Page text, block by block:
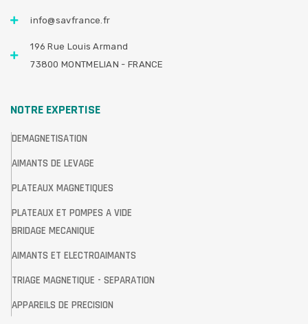
info@savfrance.fr
196 Rue Louis Armand
73800 MONTMELIAN - FRANCE
NOTRE EXPERTISE
DEMAGNETISATION
AIMANTS DE LEVAGE
PLATEAUX MAGNETIQUES
PLATEAUX ET POMPES A VIDE
BRIDAGE MECANIQUE
AIMANTS ET ELECTROAIMANTS
TRIAGE MAGNETIQUE - SEPARATION
APPAREILS DE PRECISION